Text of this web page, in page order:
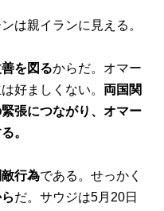
は親イランに見える。
を図るからだ。オマー
好ましくない。 両国関
張につながり、オマー
。
行為である。せっかく
だ。サウジは5月20日